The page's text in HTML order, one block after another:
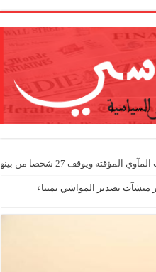
ويوقف 27 شخصا من بينهم أجانب
منشآت تصدير المواشي بميناء